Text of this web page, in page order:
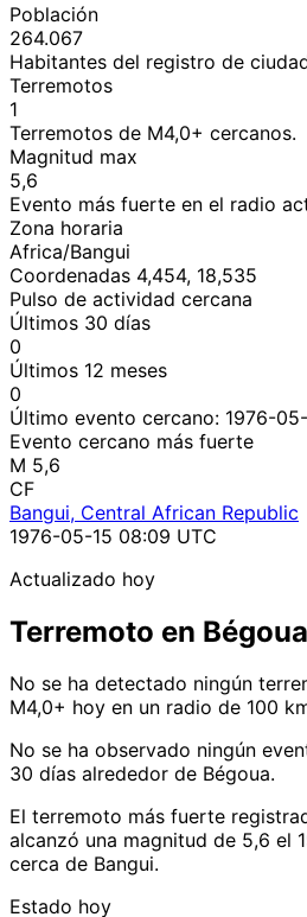
Población
264.067
Habitantes del registro de
Terremotos
1
Terremotos de M4,0+ cercanos.
Magnitud max
5,6
Evento más fuerte en el radio
Zona horaria
Africa/Bangui
Coordenadas 4,454, 18,535
Pulso de actividad cercana
Últimos 30 días
0
Últimos 12 meses
0
Último evento cercano: 1976-
Evento cercano más fuerte
M 5,6
CF
Bangui, Central African Republic
1976-05-15 08:09 UTC
Actualizado hoy
Terremoto en
No se ha detectado ningún
M4,0+ hoy en un radio de 100
No se ha observado ningún
30 días alrededor de Bégoua.
El terremoto más fuerte
alcanzó una magnitud de 5,6 el
cerca de Bangui.
Estado hoy